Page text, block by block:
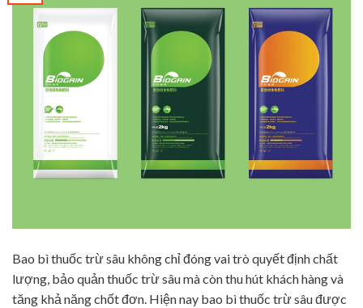
Bao bì thuốc trừ sâu không chỉ đóng vai trò quyết định chất
lượng, bảo quản thuốc trừ sâu mà còn thu hút khách hàng và
tăng khả năng chốt đơn. Hiện nay bao bì thuốc trừ sâu được